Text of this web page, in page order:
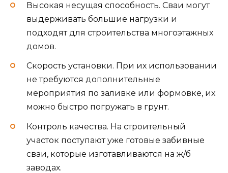
Высокая несущая способность. Сваи могут
выдерживать большие нагрузки и
подходят для строительства многоэтажных
домов.
Скорость установки. При их использовании
не требуются дополнительные
мероприятия по заливке или формовке, их
можно быстро погружать в грунт.
Контроль качества. На строительный
участок поступают уже готовые забивные
сваи, которые изготавливаются на ж/б
заводах.